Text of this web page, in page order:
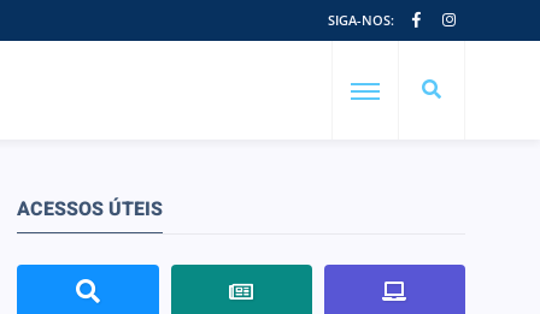
SIGA-NOS:
ACESSOS ÚTEIS